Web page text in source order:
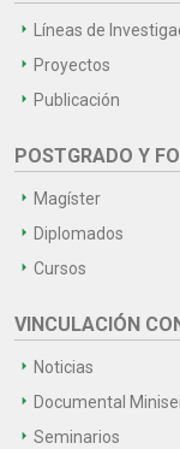
Líneas de
Proyectos
Publicación
POSTGRADO Y
Magíster
Diplomados
Cursos
VINCULACIÓN
Noticias
Documental
Seminarios